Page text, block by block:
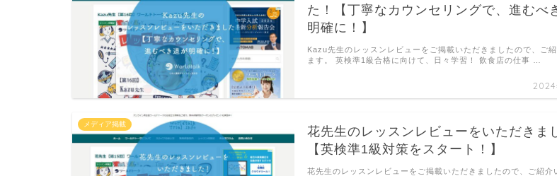
た！【丁寧なカウンセリングで、進むべ
明確に！】
Kazu先生のレッスンレビューをご掲載いただきましたので、ご紹
ます。 英検準1級合格に向けて、日々学習！ 飲食店の仕事 …
メディア掲載
花先生のレッスンレビューをいただきま
【英検準1級対策をスタート！】
花先生のレッスンレビューをご掲載いただきましたので、ご紹介